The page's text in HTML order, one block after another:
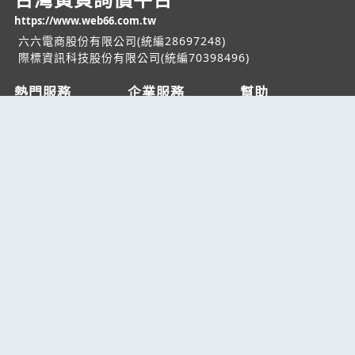
https://www.web66.com.tw
六六電商股份有限公司(統編28697248)
際標資訊科技股份有限公司(統編70398496)
熱門服務 企業服務 幫助